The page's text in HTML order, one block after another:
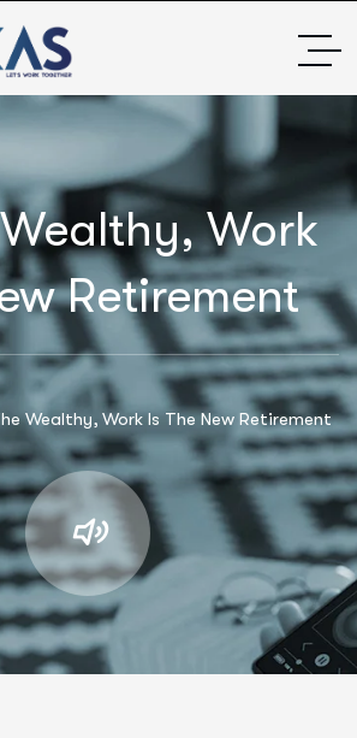
Work
Retirement
Wealthy, Work Is The New Retirement